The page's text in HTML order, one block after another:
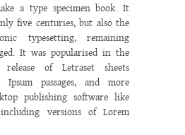
a type specimen book. It
five centuries, but also the
typesetting, remaining
It was popularised in the
of Letraset sheets
passages, and more
publishing software like
including versions of Lorem